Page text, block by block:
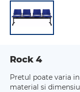
Rock 4
Pretul poate varia
material si